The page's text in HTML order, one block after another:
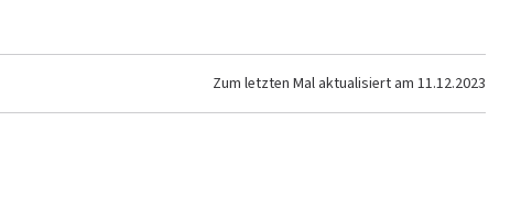
Zum letzten Mal aktualisiert am 11.12.2023